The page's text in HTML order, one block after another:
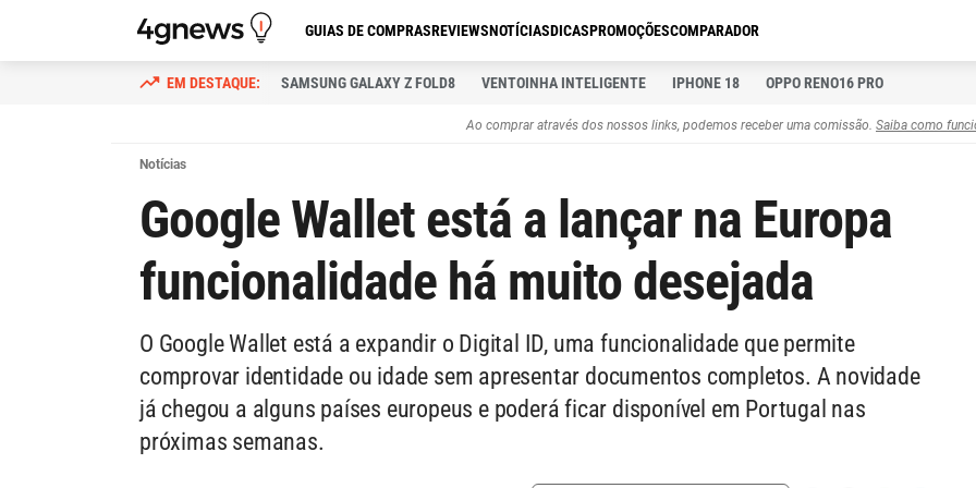
GUIAS DE COMPRASREVIEWSNOTÍCIASDICASPROMOÇÕESCOMPARADOR
SAMSUNG GALAXY Z FOLD8 VENTOINHA INTELIGENTE IPHONE 18 OPPO RENO16 PRO
Ao comprar através dos nossos links, podemos receber uma comissão. Saiba como
Notícias
Google Wallet está a lançar na Europa
funcionalidade há muito desejada
O Google Wallet está a expandir o Digital ID, uma funcionalidade que permite
comprovar identidade ou idade sem apresentar documentos completos. A novidade
já chegou a alguns países europeus e poderá ficar disponível em Portugal nas
próximas semanas.